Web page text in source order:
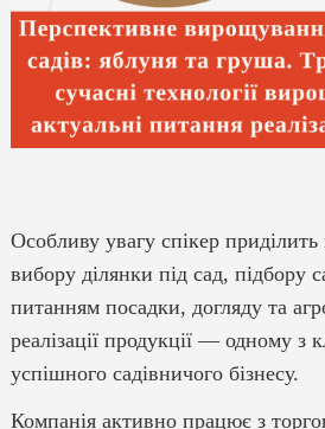
Особливу увагу спікер
вибору ділянки під сад, підбору
питанням посадки, догляду та
реалізації продукції — одному з
успішного садівничого бізнесу.
Компанія активно працює з